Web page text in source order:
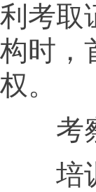
利考取
构时，
权。
考察
培训